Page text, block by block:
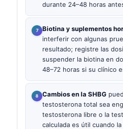
durante 24–48 horas
Biotina y suplementos
interferir con algunas
resultado; registre las
suspender la biotina en
48–72 horas si su clínico
Cambios en la SHBG
testosterona total sea
testosterona libre o la
calculada es útil cuando